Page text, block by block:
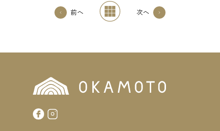
前へ 次へ